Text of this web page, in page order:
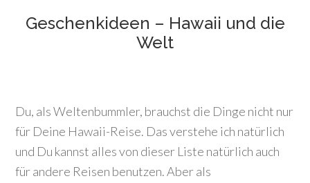
Geschenkideen – Hawaii und die
Welt
Du, als Weltenbummler, brauchst die Dinge nicht nur
für Deine Hawaii-Reise. Das verstehe ich natürlich
und Du kannst alles von dieser Liste natürlich auch
für andere Reisen benutzen. Aber als